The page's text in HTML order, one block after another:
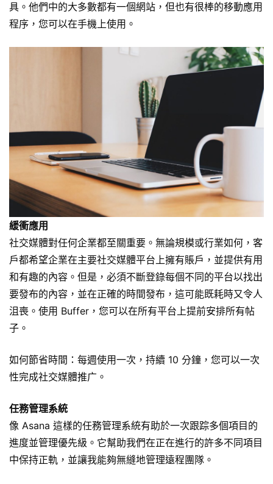
具。他們中的大多數都有一個網站，但也有很棒的移動應用
程序，您可以在手機上使用。
緩衝應用
社交媒體對任何企業都至關重要。無論規模或行業如何，客
戶都希望企業在主要社交媒體平台上擁有賬戶，並提供有用
和有趣的內容。但是，必須不斷登錄每個不同的平台以找出
要發布的內容，並在正確的時間發布，這可能既耗時又令人
沮喪。使用 Buffer，您可以在所有平台上提前安排所有帖
子。
如何節省時間：每週使用一次，持續 10 分鐘，您可以一次
性完成社交媒體推广。
任務管理系統
像 Asana 這樣的任務管理系統有助於一次跟踪多個項目的
進度並管理優先級。它幫助我們在正在進行的許多不同項目
中保持正軌，並讓我能夠無縫地管理遠程團隊。